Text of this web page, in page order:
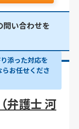
い合わせを
添った対応を
お任せくださ
弁護士 河